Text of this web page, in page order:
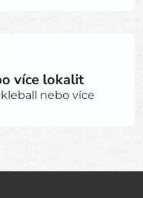
více lokalit
nebo více